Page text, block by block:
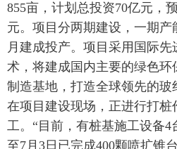
855亩，计划总投资70亿元，
元。项目分两期建设，一期产
月建成投产。项目采用国际
术，将建成国内主要的绿色
制造基地，打造全球领先的玻
在项目建设现场，正进行打桩
工。“目前，有桩基施工设备4
至7月3日已完成400颗喷扩锥